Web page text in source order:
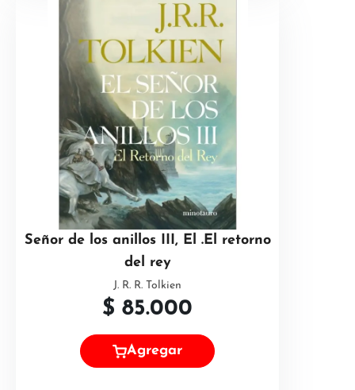
Señor de los anillos III, El .El retorno
del rey
J. R. R. Tolkien
$ 85.000
Agregar